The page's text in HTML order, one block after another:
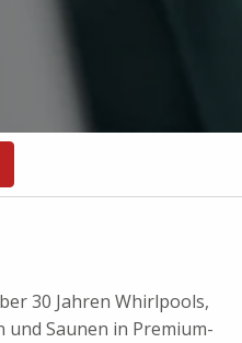
30 Jahren Whirlpools,
Saunen in Premium-